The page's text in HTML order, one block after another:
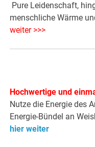
Pure Leidenschaft,
menschliche Wärme
weiter >>>
Hochwertige und
Nutze die Energie des
Energie-Bündel an
hier weiter